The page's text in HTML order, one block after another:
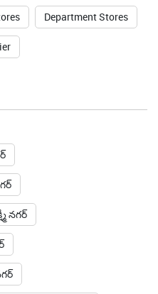
నగర్
Kajal లక్ష్మీ నగర్